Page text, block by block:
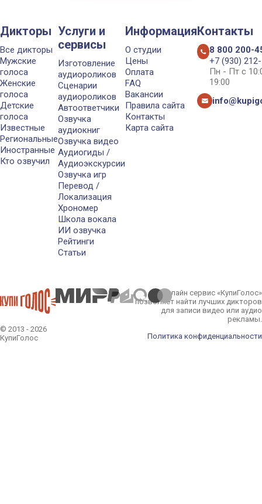
Дикторы
Все дикторы
Мужские
голоса
Женские
голоса
Детские
голоса
Известные
Региональные
Иностранные
Кто озвучил
Услуги и
сервисы
Изготовление
аудиороликов
Сценарии
аудиороликов
Автоответчики
Озвучка
аудиокниг
Озвучка видео
Аудиогиды /
Аудиоэкскурсии
Озвучка игр
Перевод /
Локализация
Хрономер
Школа вокала
ИИ озвучка
Рейтинги
Статьи
Информация
О студии
Цены
Оплата
FAQ
Вакансии
Правила сайта
Контакты
Карта сайта
Контакты
8 800 200-
+7 (930)
Пн - Пт с
19:00
© 2013 - 2026
КупиГолос
Онлайн сервис «КупиГолос»
позволяет найти лучших дикторов
для записи видео или аудио
рекламы.
Политика конфиденциальности